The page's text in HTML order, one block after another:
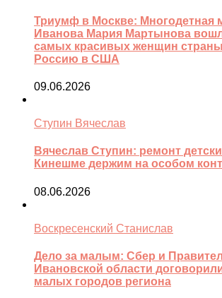
Триумф в Москве: Многодетная
Иванова Мария Мартынова
самых красивых женщин
Россию в США
09.06.2026
Ступин Вячеслав
Вячеслав Ступин: ремонт
Кинешме держим на особом
08.06.2026
Воскресенский Станислав
Дело за малым: Сбер и
Ивановской области
малых городов региона